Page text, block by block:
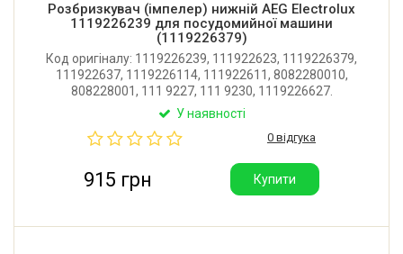
Розбризкувач (імпелер) нижній AEG Electrolux
1119226239 для посудомийної машини
(1119226379)
Код оригіналу: 1119226239, 111922623, 1119226379,
111922637, 1119226114, 111922611, 8082280010,
808228001, 111 9227, 111 9230, 1119226627.
Оригінальний нижній розбризкувач для
Виробник: Італія.
У наявності
0 відгука
915 грн Купити